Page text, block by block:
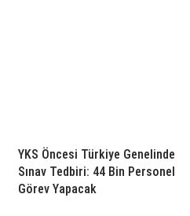
YKS Öncesi Türkiye Genelinde
Sınav Tedbiri: 44 Bin Personel
Görev Yapacak